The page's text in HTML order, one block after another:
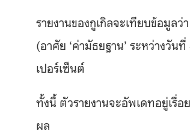
รายงานของกูเกิลจะเทียบข้อมูล
(อาศัย ‘ค่ามัธยฐาน’ ระหว่างวั
เปอร์เซ็นต์
ทั้งนี้ ตัวรายงานจะอัพเดทอยู่เรื่อ
ผล